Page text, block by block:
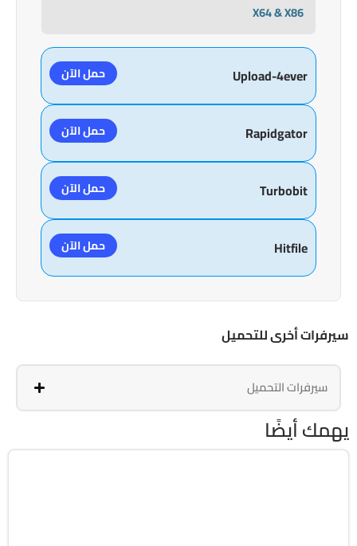
X64 & X86
Upload-4ever حمل الآن
Rapidgator حمل الآن
Turbobit حمل الآن
Hitfile حمل الآن
سيرفرات أخرى للتحميل
سيرفرات التحميل
يهمك أيضًا